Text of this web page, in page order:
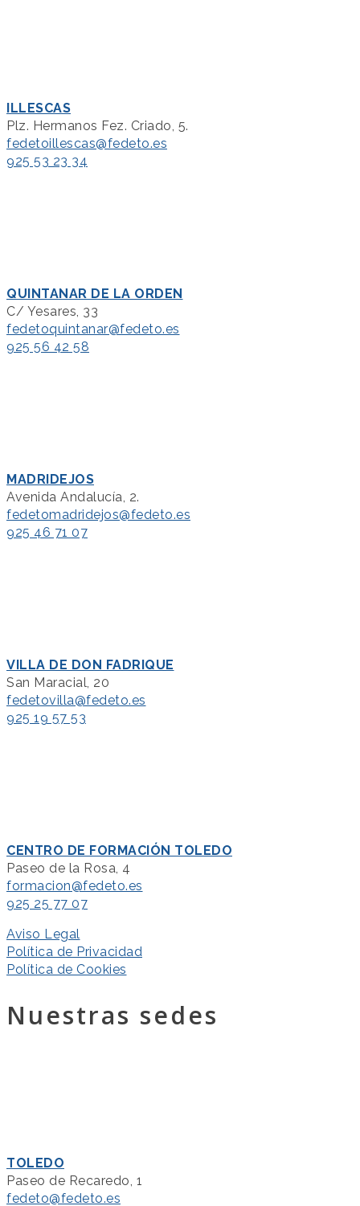
ILLESCAS
Plz. Hermanos Fez. Criado, 5.
fedetoillescas@fedeto.es
925 53 23 34
QUINTANAR DE LA ORDEN
C/ Yesares, 33
fedetoquintanar@fedeto.es
925 56 42 58
MADRIDEJOS
Avenida Andalucía, 2.
fedetomadridejos@fedeto.es
925 46 71 07
VILLA DE DON FADRIQUE
San Maracial, 20
fedetovilla@fedeto.es
925 19 57 53
CENTRO DE FORMACIÓN TOLEDO
Paseo de la Rosa, 4
formacion@fedeto.es
925 25 77 07
Aviso Legal
Política de Privacidad
Política de Cookies
Nuestras sedes
TOLEDO
Paseo de Recaredo, 1
fedeto@fedeto.es